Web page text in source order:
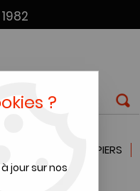
PAPIERS
?
jour sur nos